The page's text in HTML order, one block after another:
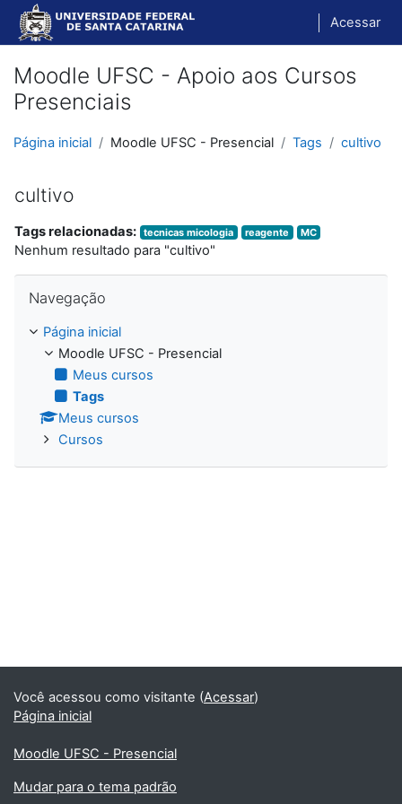
Ir para o conteúdo principal
Acessar
Moodle UFSC - Apoio aos Cursos
Presenciais
Página inicial Moodle UFSC - Presencial Tags cultivo
cultivo
Tags relacionadas: tecnicas micologia reagente MC
Nenhum resultado para "cultivo"
Navegação
Página inicial
Moodle UFSC - Presencial
Meus cursos
Tags
Meus cursos
Cursos
Você acessou como visitante (Acessar)
Página inicial
Moodle UFSC - Presencial
Mudar para o tema padrão